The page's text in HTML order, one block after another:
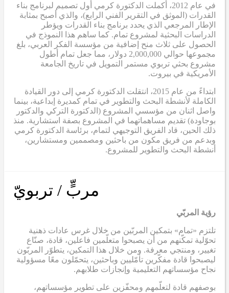
في عام 2012، أكملت الدكتورة كرمي أول تصميم لبرنامج بناء
القدرات (الموثق في التقرير الفني الرابع)، والذي أصبح بمثابة
الإطار المرجعي الذي يحدد برنامج بناء القدرات ويؤطر
الدراسات البحثية لمشروع تمام. كما ساهم هذا النموذج في
الحصول على ثلاث منح إضافية من مؤسسة الفكر العربي، بلغ
مجموعها حوالي 2,000,000 دولار، مما جعل تمام أطول
مشروع بحثي تربوي مستمر التمويل في تاريخ الجامعة
الأمريكية في بيروت.
ابتداءً من عام 2015، انتقلت الدكتورة كرمي إلى دور القيادة
الكاملة لأنشطة البحث والتطوير في تمام كمديرة إبداعية، بينما
واصل اثنان من مؤسسي المشروع (الدكتورة التركي والدكتور
بوجاودة) تقديم مساهماتهما في المشروع بصفة استشارية. منذ
ذلك الحين، قاد الفريق التوجيهي لتمام، برئاسة الدكتورة كرمي
وبدعم من فريق مكون من باحثين ومصممين ومستشارين،
أنشطة البحث والتطوير للمشروع.
مربٍّ / تربويّ
رؤية المربّي
تلتزم «تمام» بتمكين المربّين من خلال غرس عادات ذهنية
تحوّلية تمكّنهم من أن يصبحوا متعلّمين فاعلين، قادة، صنّاع
تغيير، ومنتجي معرفة. ومن خلال هذا التمكين، يتطوّر المربّون
ليصبحوا قادة مفكّرين تأمّليين وباحثين، يتحمّلون معًا مسؤولية
نجاح مؤسساتهم التعليمية وإنجازات طلابهم.
بوصفهم قادة لتعلّمهم ومحفّزين على تطوير مؤسساتهم،